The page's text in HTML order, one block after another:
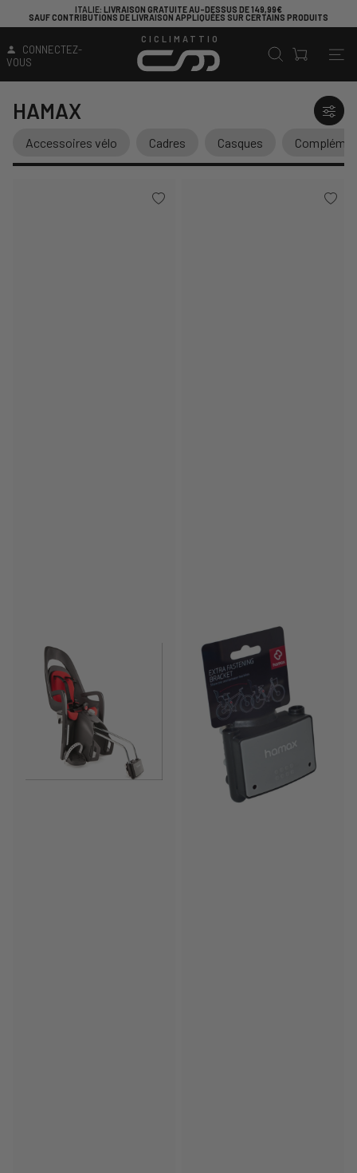
ITALIE: LIVRAISON GRATUITE AU-DESSUS DE 149,99€
SAUF CONTRIBUTIONS DE LIVRAISON APPLIQUÉES SUR CERTAINS PRODUITS
CONNECTEZ-
VOUS
CICLIMATTIO
HAMAX
Accessoires vélo Cadres Casques